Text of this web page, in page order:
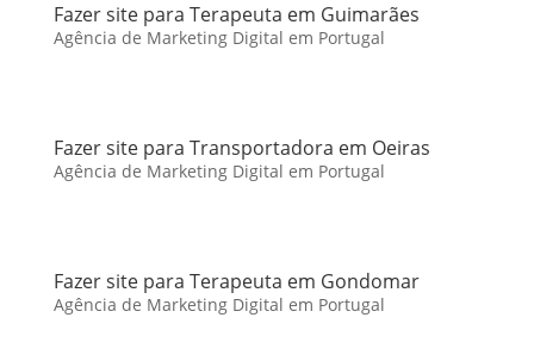
Fazer site para Terapeuta em Guimarães
Agência de Marketing Digital em Portugal
Fazer site para Transportadora em Oeiras
Agência de Marketing Digital em Portugal
Fazer site para Terapeuta em Gondomar
Agência de Marketing Digital em Portugal